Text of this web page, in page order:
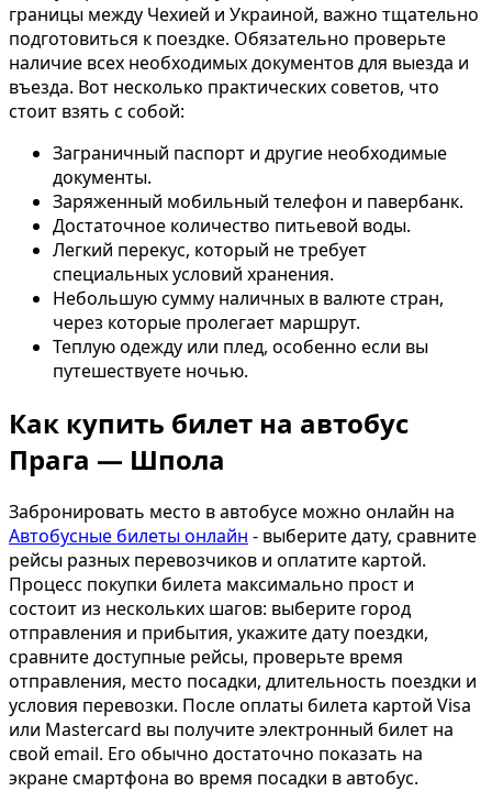
границы между Чехией и Украиной, важно тщательно
подготовиться к поездке. Обязательно проверьте
наличие всех необходимых документов для выезда и
въезда. Вот несколько практических советов, что
стоит взять с собой:
Заграничный паспорт и другие необходимые
документы.
Заряженный мобильный телефон и павербанк.
Достаточное количество питьевой воды.
Легкий перекус, который не требует
специальных условий хранения.
Небольшую сумму наличных в валюте стран,
через которые пролегает маршрут.
Теплую одежду или плед, особенно если вы
путешествуете ночью.
Как купить билет на автобус
Прага — Шпола
Забронировать место в автобусе можно онлайн на
Автобусные билеты онлайн - выберите дату, сравните
рейсы разных перевозчиков и оплатите картой.
Процесс покупки билета максимально прост и
состоит из нескольких шагов: выберите город
отправления и прибытия, укажите дату поездки,
сравните доступные рейсы, проверьте время
отправления, место посадки, длительность поездки и
условия перевозки. После оплаты билета картой Visa
или Mastercard вы получите электронный билет на
свой email. Его обычно достаточно показать на
экране смартфона во время посадки в автобус.